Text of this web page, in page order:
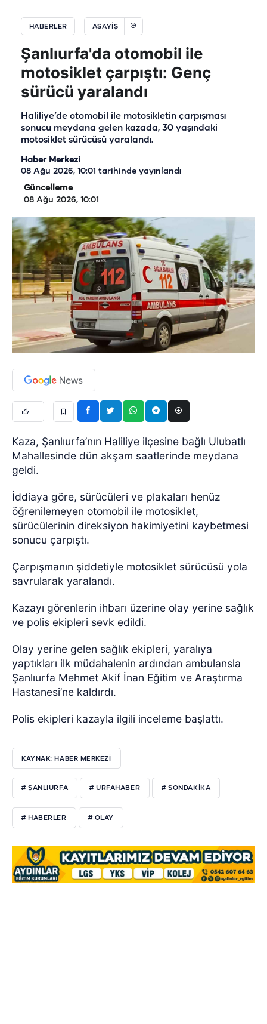
HABERLER ASAYIŞ
Şanlıurfa'da otomobil ile
motosiklet çarpıştı: Genç
sürücü yaralandı
Haliliye’de otomobil ile motosikletin çarpışması
sonucu meydana gelen kazada, 30 yaşındaki
motosiklet sürücüsü yaralandı.
Haber Merkezi
08 Ağu 2026, 10:01 tarihinde yayınlandı
Güncelleme
08 Ağu 2026, 10:01
Kaza, Şanlıurfa’nın Haliliye ilçesine bağlı Ulubatlı
Mahallesinde dün akşam saatlerinde meydana
geldi.
İddiaya göre, sürücüleri ve plakaları henüz
öğrenilemeyen otomobil ile motosiklet,
sürücülerinin direksiyon hakimiyetini kaybetmesi
sonucu çarpıştı.
Çarpışmanın şiddetiyle motosiklet sürücüsü yola
savrularak yaralandı.
Kazayı görenlerin ihbarı üzerine olay yerine sağlık
ve polis ekipleri sevk edildi.
Olay yerine gelen sağlık ekipleri, yaralıya
yaptıkları ilk müdahalenin ardından ambulansla
Şanlıurfa Mehmet Akif İnan Eğitim ve Araştırma
Hastanesi’ne kaldırdı.
Polis ekipleri kazayla ilgili inceleme başlattı.
KAYNAK: HABER MERKEZI
# ŞANLIURFA # URFAHABER # SONDAKIKA
# HABERLER # OLAY